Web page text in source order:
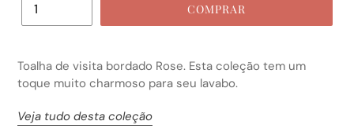
COMPRAR
Toalha de visita bordado Rose. Esta coleção tem um
toque muito charmoso para seu lavabo.
Veja tudo desta coleção